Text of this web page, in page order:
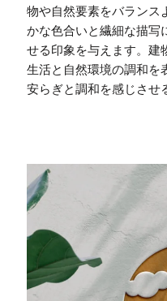
物や自然要素をバランス
かな色合いと繊細な描写
せる印象を与えます。建
生活と自然環境の調和を
安らぎと調和を感じさせ